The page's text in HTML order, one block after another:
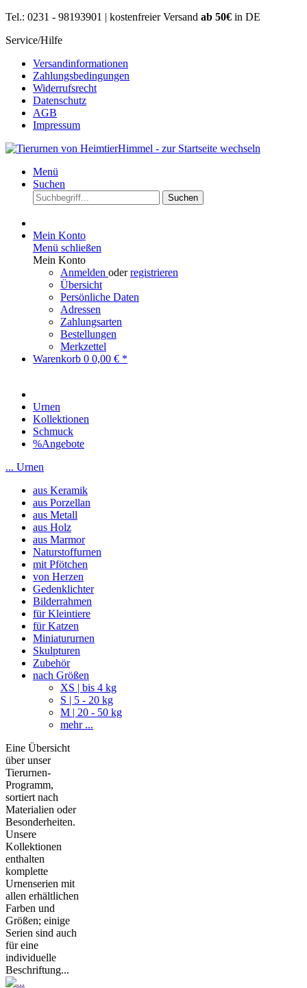
Tel.: 0231 - 98193901 | kostenfreier Versand ab 50€ in DE
Service/Hilfe
Versandinformationen
Zahlungsbedingungen
Widerrufsrecht
Datenschutz
AGB
Impressum
Menü
Suchen
Suchen
Mein Konto
Menü schließen
Mein Konto
Anmelden oderregistrieren
Übersicht
Persönliche Daten
Adressen
Zahlungsarten
Bestellungen
Merkzettel
Warenkorb 0 0,00 € *
Urnen
Kollektionen
Schmuck
%Angebote
... Urnen
aus Keramik
aus Porzellan
aus Metall
aus Holz
aus Marmor
Naturstoffurnen
mit Pfötchen
von Herzen
Gedenklichter
Bilderrahmen
für Kleintiere
für Katzen
Miniatururnen
Skulpturen
Zubehör
nach Größen
XS | bis 4 kg
S | 5 - 20 kg
M | 20 - 50 kg
mehr ...
Eine Übersicht
über unser
Tierurnen-
Programm,
sortiert nach
Materialien oder
Besonderheiten.
Unsere
Kollektionen
enthalten
komplette
Urnenserien mit
allen erhältlichen
Farben und
Größen; einige
Serien sind auch
für eine
individuelle
Beschriftung...